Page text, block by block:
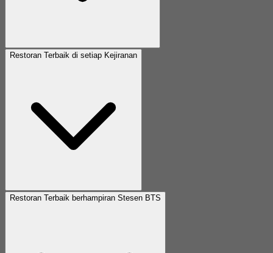
Restoran Terbaik di setiap Kejiranan
Restoran Terbaik berhampiran Stesen BTS